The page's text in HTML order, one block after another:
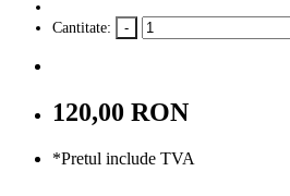
Cantitate:
120,00 RON
*Pretul include TVA